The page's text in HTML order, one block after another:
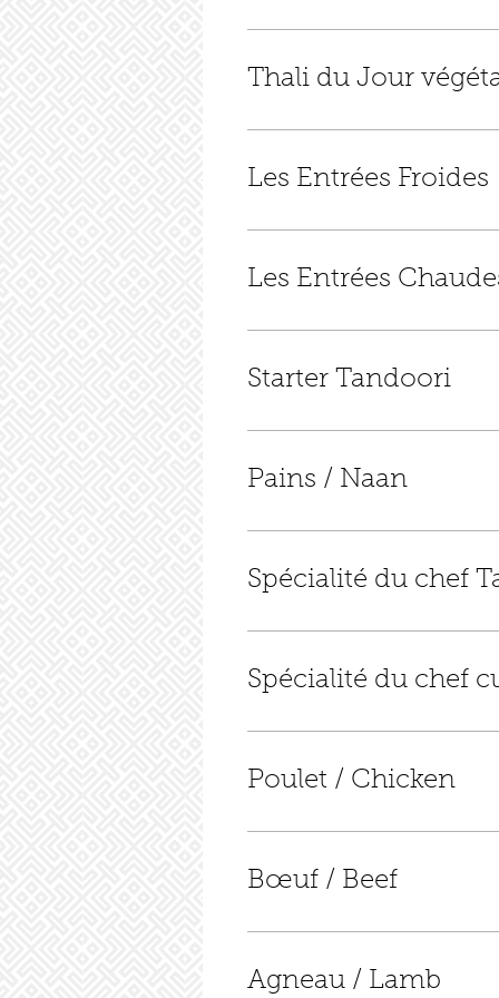
Thali du Jour
Les Entrées Froides
Les Entrées
Starter Tandoori
Pains / Naan
Spécialité du chef
Spécialité du chef
Poulet / Chicken
Bœuf / Beef
Agneau / Lamb